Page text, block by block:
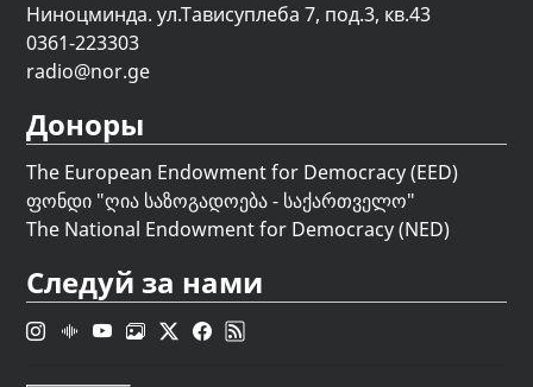
Ниноцминда. ул.Тависуплеба 7, под.3, кв.43
0361-223303
radio@nor.ge
Доноры
The European Endowment for Democracy (EED)
ფონდი "ღია საზოგადოება - საქართველო"
The National Endowment for Democracy (NED)
Следуй за нами